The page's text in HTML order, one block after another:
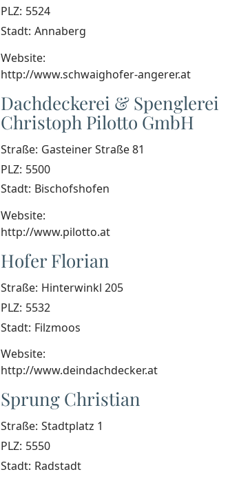
PLZ: 5524
Stadt: Annaberg
Website:
http://www.schwaighofer-angerer.at
Dachdeckerei & Spenglerei
Christoph Pilotto GmbH
Straße: Gasteiner Straße 81
PLZ: 5500
Stadt: Bischofshofen
Website:
http://www.pilotto.at
Hofer Florian
Straße: Hinterwinkl 205
PLZ: 5532
Stadt: Filzmoos
Website:
http://www.deindachdecker.at
Sprung Christian
Straße: Stadtplatz 1
PLZ: 5550
Stadt: Radstadt